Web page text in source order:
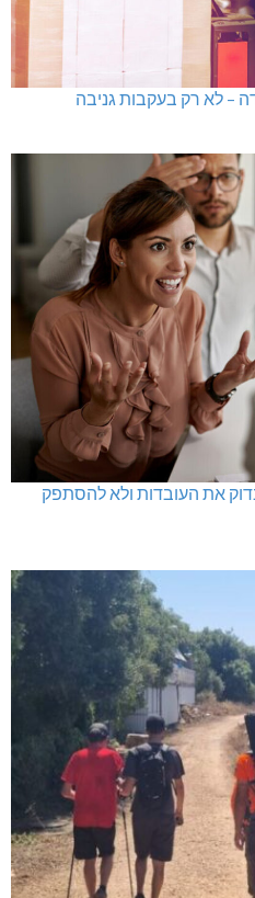
– לא רק בעקבות גניבה
את העובדות ולא להסתפק